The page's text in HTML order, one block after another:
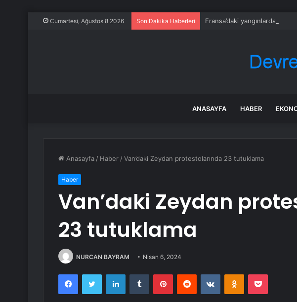
Cumartesi, Ağustos 8 2026 Son Dakika Haberleri Fransa’daki yangınlarda 4
ANASAYFA HABER
Anasayfa / Haber /Van’daki Zeydan protestolarında 23 tutuklama
Haber
Van’daki Zeydan
23 tutuklama
NURCAN BAYRAM Nisan 6, 2024
FacebookTwitter LinkedInTumblr PinterestReddit VKontakteOdnoklassniki
Pocket